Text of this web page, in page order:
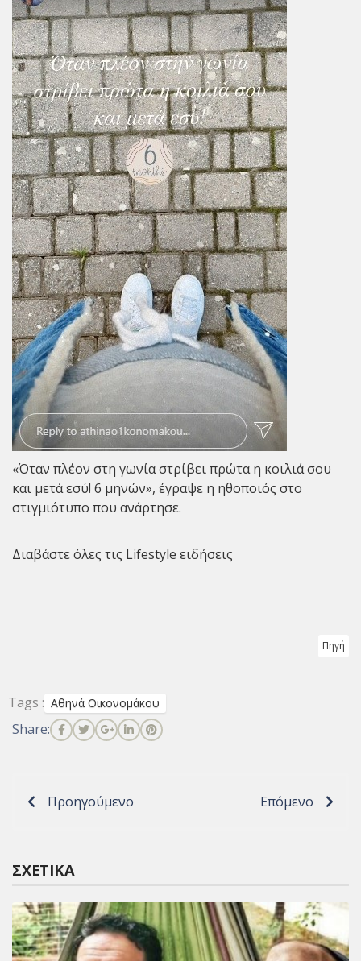
«Όταν πλέον στη γωνία στρίβει πρώτα η κοιλιά σου
και μετά εσύ! 6 μηνών», έγραψε η ηθοποιός στο
στιγμιότυπο που ανάρτησε.
Διαβάστε όλες τις Lifestyle ειδήσεις
Πηγή
Tags : Αθηνά Οικονομάκου
Share:
Προηγούμενο Επόμενο
ΣΧΕΤΙΚΆ